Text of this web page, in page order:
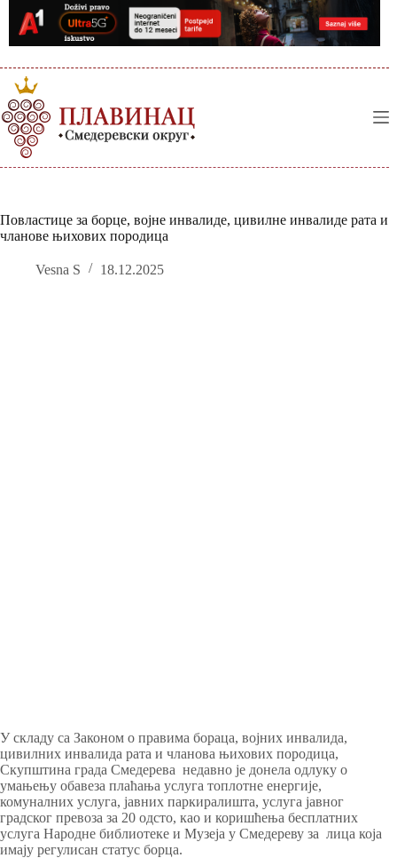
content
Повластице за борце, војне инвалиде, цивилне инвалиде рата и
чланове њихових породица
Vesna S 18.12.2025
У складу са Законом о правима бораца, војних инвалида,
цивилних инвалида рата и чланова њихових породица,
Скупштина града Смедерева недавно је донела одлуку о
умањењу обавеза плаћања услуга топлотне енергије,
комуналних услуга, јавних паркиралишта, услуга јавног
градског превоза за 20 одсто, као и коришћења бесплатних
услуга Народне библиотеке и Музеја у Смедереву за лица која
имају регулисан статус борца.